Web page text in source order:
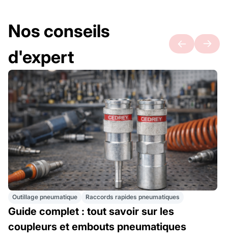
Nos conseils
d'expert
Outillage pneumatique Raccords rapides pneumatiques
Guide complet : tout savoir sur les
coupleurs et embouts pneumatiques